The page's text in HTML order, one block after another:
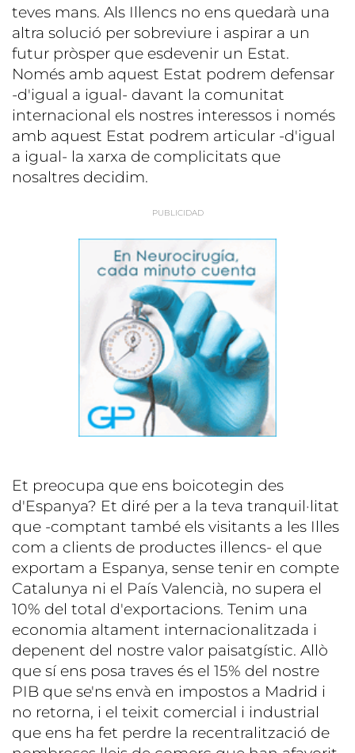
teves mans. Als Illencs no ens quedarà una
altra solució per sobreviure i aspirar a un
futur pròsper que esdevenir un Estat.
Només amb aquest Estat podrem defensar
-d'igual a igual- davant la comunitat
internacional els nostres interessos i només
amb aquest Estat podrem articular -d'igual
a igual- la xarxa de complicitats que
nosaltres decidim.
Et preocupa que ens boicotegin des
d'Espanya? Et diré per a la teva tranquil·litat
que -comptant també els visitants a les Illes
com a clients de productes illencs- el que
exportam a Espanya, sense tenir en compte
Catalunya ni el País Valencià, no supera el
10% del total d'exportacions. Tenim una
economia altament internacionalitzada i
depenent del nostre valor paisatgístic. Allò
que sí ens posa traves és el 15% del nostre
PIB que se'ns envà en impostos a Madrid i
no retorna, i el teixit comercial i industrial
que ens ha fet perdre la recentralització de